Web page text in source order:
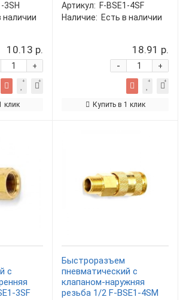
3SH
наличии
10.13 р.
+
клик
Артикул: F-BSE1-4SF
Наличие: Есть в наличии
18.91 р.
+
-
Купить в 1 клик
с
3SF
Быстроразъем
пневматический с
клапаном-наружняя
резьба 1/2 F-BSE1-4SM